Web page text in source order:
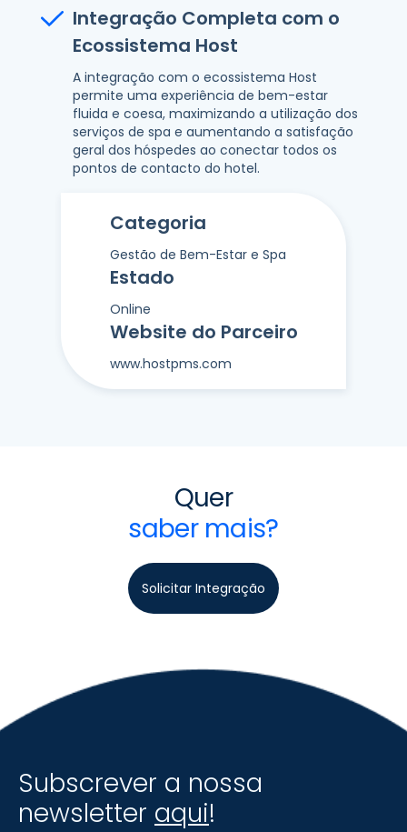
Integração Completa com o
Ecossistema Host
A integração com o ecossistema Host
permite uma experiência de bem-estar
fluida e coesa, maximizando a utilização dos
serviços de spa e aumentando a satisfação
geral dos hóspedes ao conectar todos os
pontos de contacto do hotel.
Categoria
Gestão de Bem-Estar e Spa
Estado
Online
Website do Parceiro
www.hostpms.com
Quer
saber mais?
Solicitar Integração
Subscrever a nossa
newsletter aqui!